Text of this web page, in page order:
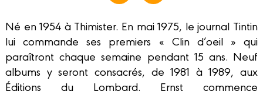
Né en 1954 à Thimister. En mai 1975, le journal Tintin
lui commande ses premiers « Clin d’oeil » qui
paraîtront chaque semaine pendant 15 ans. Neuf
albums y seront consacrés, de 1981 à 1989, aux
Éditions du Lombard. Ernst commence